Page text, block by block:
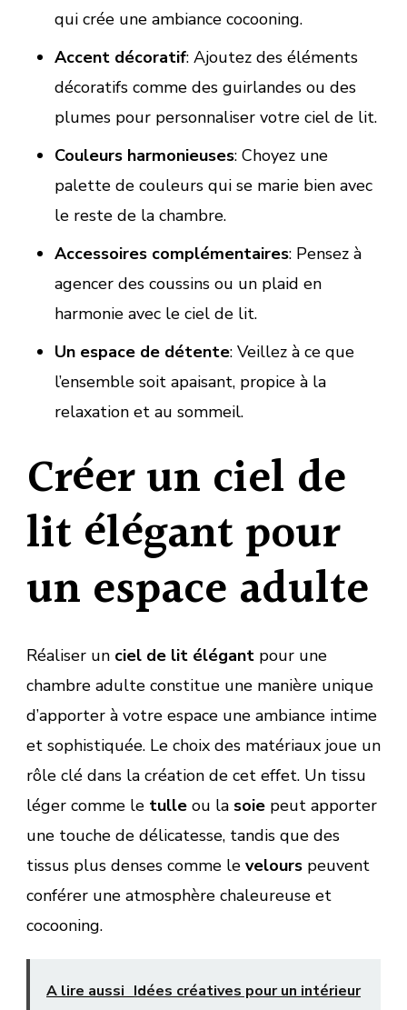
qui crée une ambiance cocooning.
Accent décoratif: Ajoutez des éléments
décoratifs comme des guirlandes ou des
plumes pour personnaliser votre ciel de lit.
Couleurs harmonieuses: Choyez une
palette de couleurs qui se marie bien avec
le reste de la chambre.
Accessoires complémentaires: Pensez à
agencer des coussins ou un plaid en
harmonie avec le ciel de lit.
Un espace de détente: Veillez à ce que
l’ensemble soit apaisant, propice à la
relaxation et au sommeil.
Créer un ciel de
lit élégant pour
un espace adulte
Réaliser un ciel de lit élégant pour une
chambre adulte constitue une manière unique
d’apporter à votre espace une ambiance intime
et sophistiquée. Le choix des matériaux joue un
rôle clé dans la création de cet effet. Un tissu
léger comme le tulle ou la soie peut apporter
une touche de délicatesse, tandis que des
tissus plus denses comme le velours peuvent
conférer une atmosphère chaleureuse et
cocooning.
A lire aussi Idées créatives pour un intérieur